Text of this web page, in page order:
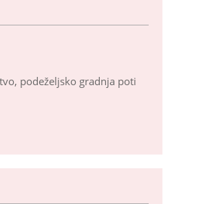
podeželjsko gradnja poti